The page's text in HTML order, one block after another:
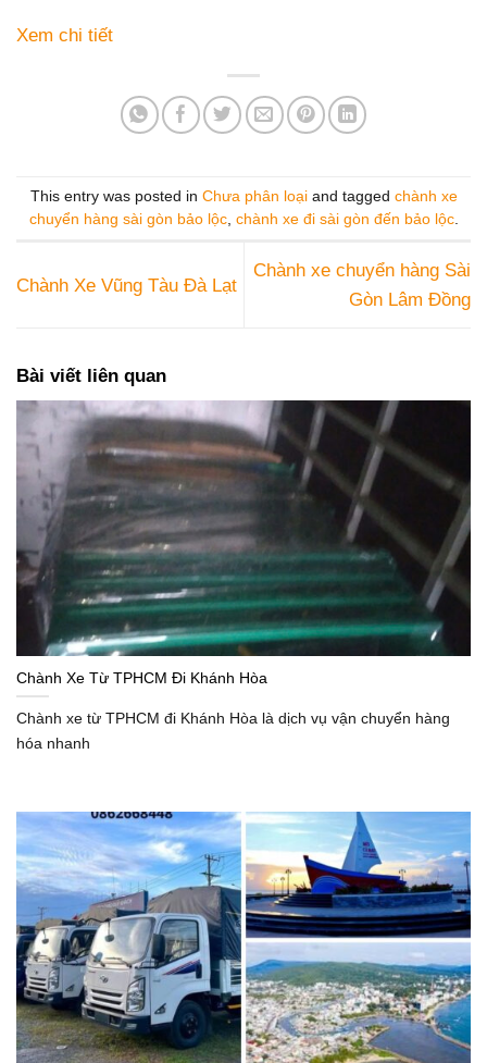
Xem chi tiết
This entry was posted in Chưa phân loạiand tagged chành xe
chuyển hàng sài gòn bảo lộc, chành xe đi sài gòn đến bảo lộc.
Chành Xe Vũng Tàu Đà Lạt
Chành xe chuyển hàng Sài
Gòn Lâm Đồng
Bài viết liên quan
Chành Xe Từ TPHCM Đi Khánh Hòa
Chành xe từ TPHCM đi Khánh Hòa là dịch vụ vận chuyển hàng
hóa nhanh